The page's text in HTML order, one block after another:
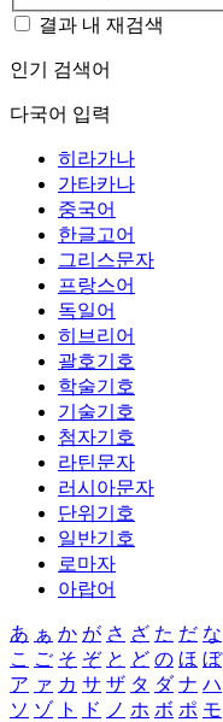
결과 내 재검색
인기 검색어
다국어 입력
히라가나
가타카나
중국어
한글고어
그리스문자
프랑스어
독일어
히브리어
괄호기호
학술기호
기술기호
첨자기호
라틴문자
러시아문자
단위기호
일반기호
로마자
아랍어
あ ぁ か が さ ざ た だ な
こ ご そ ぞ と ど の ほ ぼ
ア ァ カ サ ザ タ ダ ナ ハ
ソ ゾ ト ド ノ ホ ボ ポ モ